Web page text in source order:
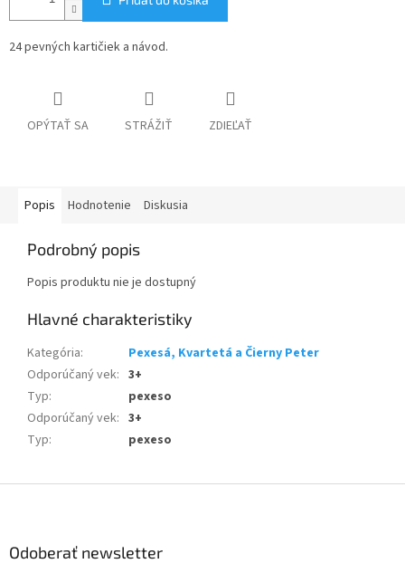
24 pevných kartičiek a návod.
OPÝTAŤ SA STRÁŽIŤ ZDIEĽAŤ
Popis Hodnotenie Diskusia
Podrobný popis
Popis produktu nie je dostupný
Kategória:
Pexesá, Kvartetá a Čierny Peter
Odporúčaný vek: 3+
Typ:
pexeso
Odporúčaný vek: 3+
Typ: pexeso
Odoberať newsletter